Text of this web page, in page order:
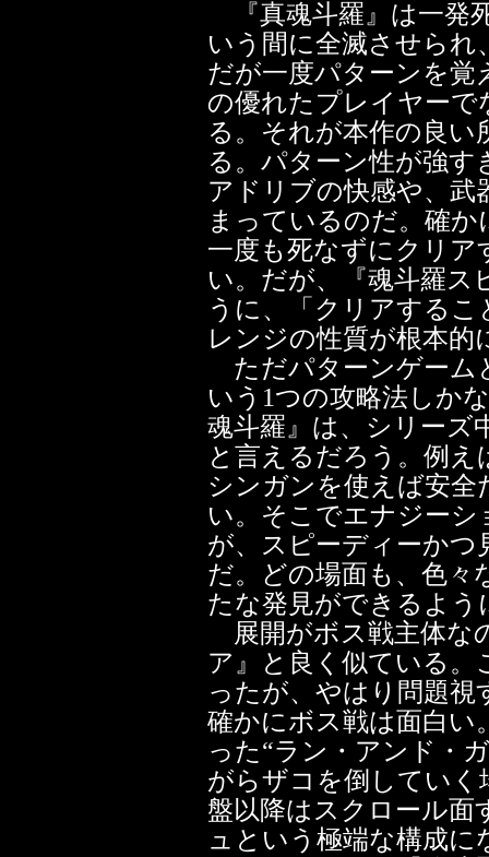
『真魂斗羅』は一発
いう間に全滅させられ
だが一度パターンを覚
の優れたプレイヤー
る。それが本作の良い
る。パターン性が強
アドリブの快感や、
まっているのだ。確
一度も死なずにクリア
い。だが、『魂斗羅ス
うに、「クリアする
レンジの性質が根本的
ただパターンゲーム
いう1つの攻略法しか
魂斗羅』は、シリーズ
と言えるだろう。例
シンガンを使えば安
い。そこでエナジー
が、スピーディーかつ
だ。どの場面も、色々
たな発見ができるよう
展開がボス戦主体な
ア』と良く似ている
ったが、やはり問題
確かにボス戦は面白い
った“ラン・アンド・
がらザコを倒してい
盤以降はスクロール
ュという極端な構成に